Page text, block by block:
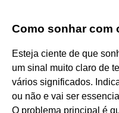
Como sonhar com
Esteja ciente de que
um sinal muito claro de
vários significados.
ou não e vai ser
O problema principal é